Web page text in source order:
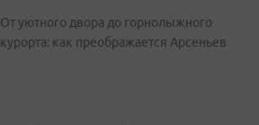
От уютного двора до горнолыжного
курорта: как преображается Арсеньев